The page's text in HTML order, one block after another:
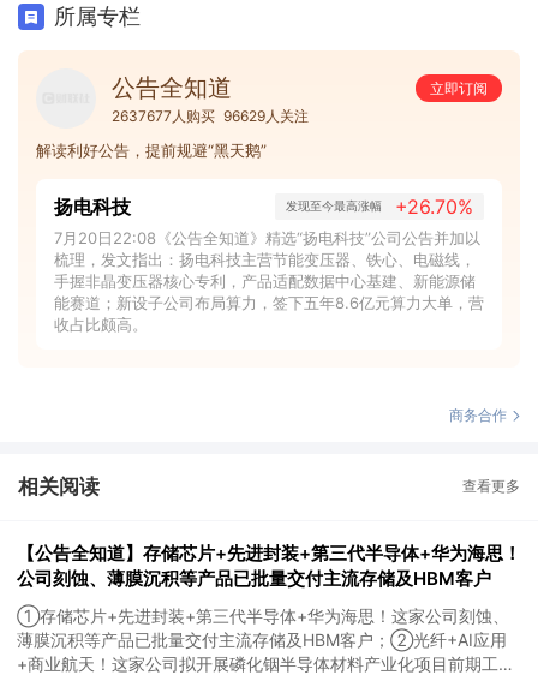
所属专栏
公告全知道
立即订阅
2637677人购买 96629人关注
解读利好公告，提前规避“黑天鹅”
扬电科技 发现至今最高涨幅 +26.70%
7月20日22:08《公告全知道》精选“扬电科技”公司公告并加以
梳理，发文指出：扬电科技主营节能变压器、铁心、电磁线，
手握非晶变压器核心专利，产品适配数据中心基建、新能源储
能赛道；新设子公司布局算力，签下五年8.6亿元算力大单，营
收占比颇高。
商务合作
相关阅读 查看更多
【公告全知道】存储芯片+先进封装+第三代半导体+华为海思！
公司刻蚀、薄膜沉积等产品已批量交付主流存储及HBM客户
①存储芯片+先进封装+第三代半导体+华为海思！这家公司刻蚀、
薄膜沉积等产品已批量交付主流存储及HBM客户；②光纤+AI应用
+商业航天！这家公司拟开展磷化铟半导体材料产业化项目前期工